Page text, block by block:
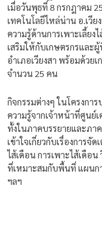
เมื่อวันพุธที่ 8 กรกฎาคม
เทคโนโลยีไหล่น่าน อ.เวี
ความรู้ด้านการเพาะเลี้ยง
เสริมให้กับเกษตรกรและ
อำเภอเวียงสา พร้อมด้วย
จำนวน 25 คน
กิจกรรมต่างๆ ในโครงกา
ความรู้จากเจ้าหน้าที่ศูนย์
ทั้งในภาคบรรยายและภา
เข้าใจเกี่ยวกับเรื่องการจัด
ไส้เดือน การเพาะไส้เดือ
ที่เหมาะสมกับพื้นที่ แผนก
ฯลฯ